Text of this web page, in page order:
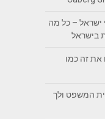
ישראל – כל מה
בישראל
את זה כמו
המשפט ולך